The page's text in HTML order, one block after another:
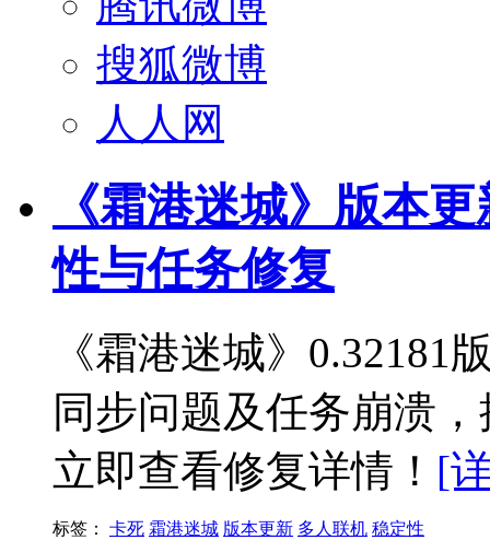
搜狐微博
人人网
《霜港迷城》版本
性与任务修复
《霜港迷城》0.32181
同步问题及任务崩溃
立即查看修复详情！ [
标签： 卡死 霜港迷城 版本更新 多人联机 稳定性